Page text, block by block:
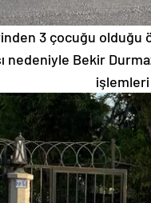
3 çocuğu olduğu
nedeniyle Bekir
işlemleri